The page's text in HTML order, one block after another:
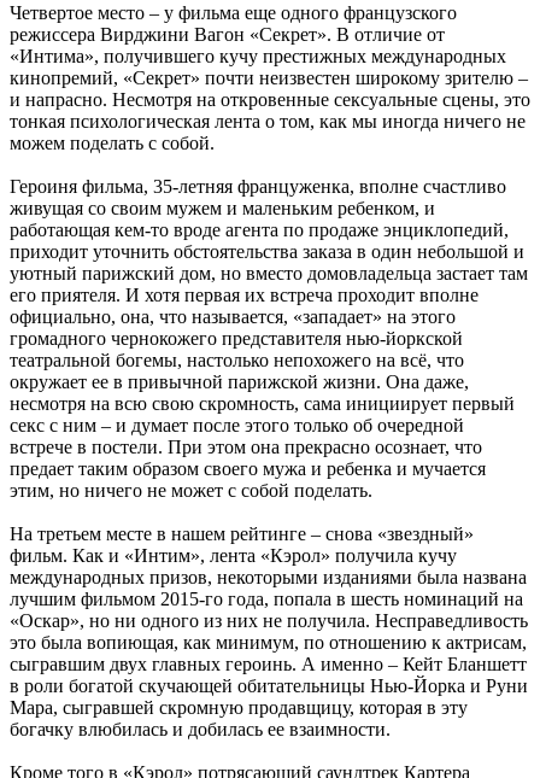
Четвертое место – у фильма еще одного французского
режиссера Вирджини Вагон «Секрет». В отличие от
«Интима», получившего кучу престижных международных
кинопремий, «Секрет» почти неизвестен широкому зрителю –
и напрасно. Несмотря на откровенные сексуальные сцены, это
тонкая психологическая лента о том, как мы иногда ничего не
можем поделать с собой.
Героиня фильма, 35-летняя француженка, вполне счастливо
живущая со своим мужем и маленьким ребенком, и
работающая кем-то вроде агента по продаже энциклопедий,
приходит уточнить обстоятельства заказа в один небольшой и
уютный парижский дом, но вместо домовладельца застает там
его приятеля. И хотя первая их встреча проходит вполне
официально, она, что называется, «западает» на этого
громадного чернокожего представителя нью-йоркской
театральной богемы, настолько непохожего на всё, что
окружает ее в привычной парижской жизни. Она даже,
несмотря на всю свою скромность, сама инициирует первый
секс с ним – и думает после этого только об очередной
встрече в постели. При этом она прекрасно осознает, что
предает таким образом своего мужа и ребенка и мучается
этим, но ничего не может с собой поделать.
На третьем месте в нашем рейтинге – снова «звездный»
фильм. Как и «Интим», лента «Кэрол» получила кучу
международных призов, некоторыми изданиями была названа
лучшим фильмом 2015-го года, попала в шесть номинаций на
«Оскар», но ни одного из них не получила. Несправедливость
это была вопиющая, как минимум, по отношению к актрисам,
сыгравшим двух главных героинь. А именно – Кейт Бланшетт
в роли богатой скучающей обитательницы Нью-Йорка и Руни
Мара, сыгравшей скромную продавщицу, которая в эту
богачку влюбилась и добилась ее взаимности.
Кроме того в «Кэрол» потрясающий саундтрек Картера